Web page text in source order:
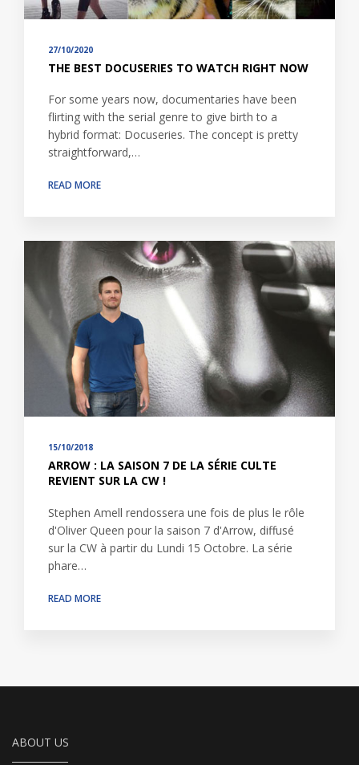
27/10/2020
THE BEST DOCUSERIES TO WATCH RIGHT NOW
For some years now, documentaries have been
flirting with the serial genre to give birth to a
hybrid format: Docuseries. The concept is pretty
straightforward,…
READ MORE
15/10/2018
ARROW : LA SAISON 7 DE LA SÉRIE CULTE
REVIENT SUR LA CW !
Stephen Amell rendossera une fois de plus le rôle
d'Oliver Queen pour la saison 7 d'Arrow, diffusé
sur la CW à partir du Lundi 15 Octobre. La série
phare…
READ MORE
ABOUT US